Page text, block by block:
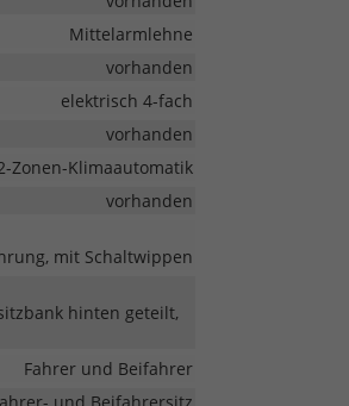
Mittelarmlehne
vorhanden
elektrisch 4-fach
vorhanden
Zonen-Klimaautomatik
vorhanden
mit Schaltwippen
hinten geteilt,
Fahrer und Beifahrer